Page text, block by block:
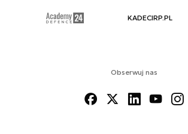
Obserwuj nas
KADECIRP.PL